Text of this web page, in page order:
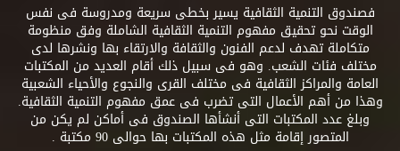
فصندوق التنمية الثقافية يسير بخطى سريعة ومدروسة فى نفس
الوقت نحو تحقيق مفهوم التنمية الثقافية الشاملة وفق منظومة
متكاملة تهدف لدعم الفنون والثقافة والارتقاء بها ونشرها لدى
مختلف فئات الشعب. وهو فى سبيل ذلك أقام العديد من المكتبات
العامة والمراكز الثقافية فى مختلف القرى والنجوع والأحياء الشعبية
وهذا من أهم الأعمال التى تضرب فى عمق مفهوم التنمية الثقافية.
وبلغ عدد المكتبات التى أنشأها الصندوق فى أماكن لم يكن من
المتصور إقامة مثل هذه المكتبات بها حوالى 90 مكتبة .